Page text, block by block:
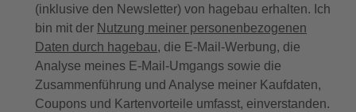
(inklusive den Newsletter) von hagebau erhalten. Ich
bin mit der Nutzung meiner personenbezogenen
Daten durch hagebau, die E-Mail-Werbung, die
Analyse meines E-Mail-Umgangs sowie die
Zusammenführung und Analyse meiner Kaufdaten,
Coupons und Kartenvorteile umfasst, einverstanden.